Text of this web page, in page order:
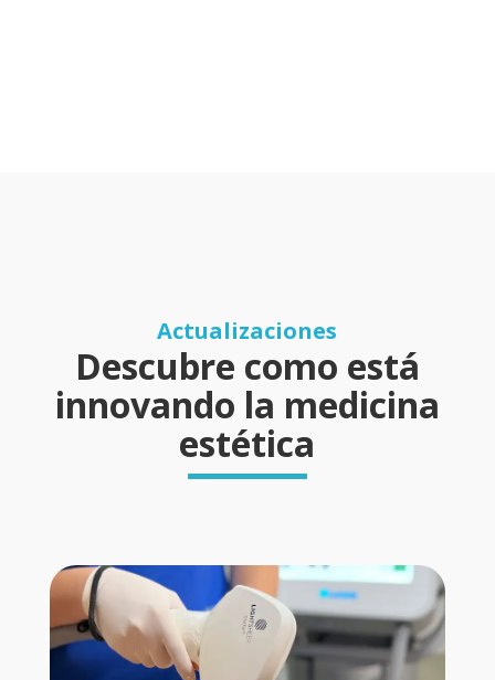
Actualizaciones
Descubre como está
innovando la medicina
estética